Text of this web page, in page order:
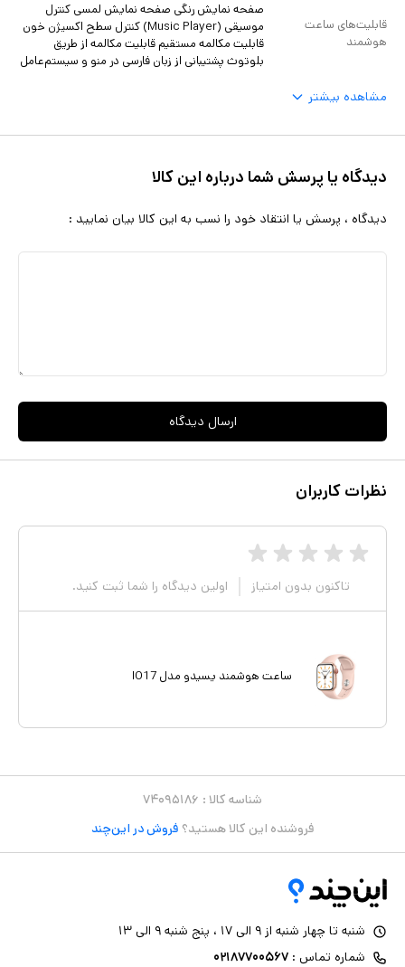
قابلیت‌های ساعت
هوشمند
صفحه نمایش رنگی صفحه نمایش لمسی کنترل
موسیقی (Music Player) کنترل سطح اکسیژن خون
قابلیت مکالمه مستقیم قابلیت مکالمه از طریق
بلوتوث پشتیبانی از زبان فارسی در منو و سیستم‌عامل
مشاهده بیشتر
دیدگاه یا پرسش شما درباره این کالا
دیدگاه ، پرسش یا انتقاد خود را نسب به این کالا بیان نمایید :
ارسال دیدگاه
نظرات کاربران
تاکنون بدون امتیاز اولین دیدگاه را شما ثبت کنید.
ساعت هوشمند یسیدو مدل IO17
شناسه کالا : ۷۴۰۹۵۱۸۶
فروشنده این کالا هستید؟ فروش در این‌چند
شنبه تا چهار شنبه از ۹ الی ۱۷ ، پنج شنبه ۹ الی ۱۳
شماره تماس : ۰۲۱۸۷۷۰۰۵۶۷